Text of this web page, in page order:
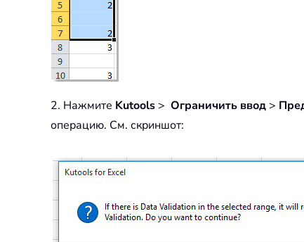
2. Нажмите Kutools > Ограничить ввод >
операцию. См. скриншот: